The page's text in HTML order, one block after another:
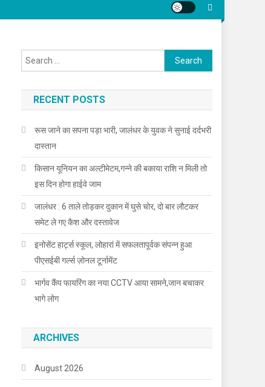
Search for:
RECENT POSTS
रूस जाने का सपना पड़ा भारी, जालंधर के युवक ने सुनाई दर्दभरी
दास्तान
किसान यूनियन का अल्टीमेटम,गन्ने की बकाया राशि न मिली तो
इस दिन होगा हाईवे जाम
जालंधर : 6 ताले तोड़कर दुकान में घुसे चोर, दो बार लौटकर
समेट ले गए कैश और दस्तावेज
इनोसेंट हार्ट्स स्कूल, लोहारां में सफलतापूर्वक संपन्न हुआ
पीएसईबी गर्ल्स ज़ोनल टूर्नामेंट
भार्गव कैंप फायरिंग का नया CCTV आया सामने,जान बचाकर
भागे लोग
ARCHIVES
August 2026